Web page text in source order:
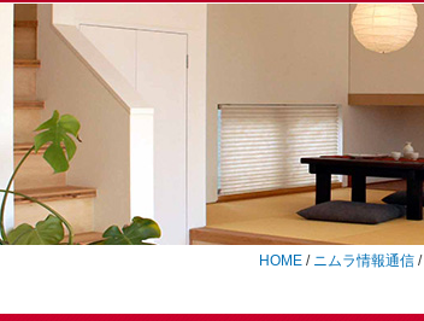
HOME / ニムラ情報通信 /